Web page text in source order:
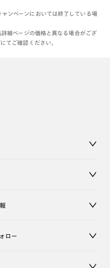
ンペーンにおいては終了している場
細ページの価格と異なる場合がござ
てご確認ください。
ロー